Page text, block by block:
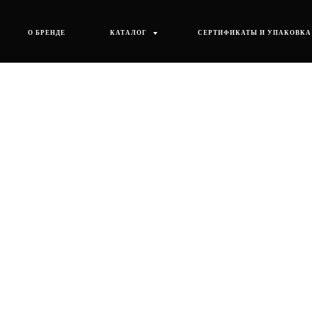
О БРЕНДЕ КАТАЛОГ СЕРТИФИКАТЫ И УПАКОВКА